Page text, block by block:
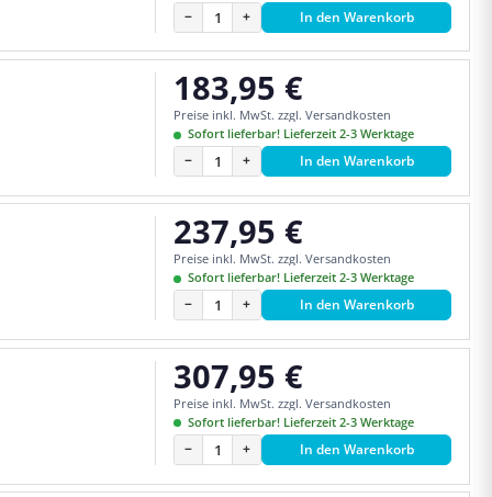
− + In den Warenkorb
Regulärer Preis:
183,95 €
Preise inkl. MwSt. zzgl. Versandkosten
Sofort lieferbar! Lieferzeit 2-3 Werktage
− + In den Warenkorb
Regulärer Preis:
237,95 €
Preise inkl. MwSt. zzgl. Versandkosten
Sofort lieferbar! Lieferzeit 2-3 Werktage
− + In den Warenkorb
Regulärer Preis:
307,95 €
Preise inkl. MwSt. zzgl. Versandkosten
Sofort lieferbar! Lieferzeit 2-3 Werktage
− + In den Warenkorb